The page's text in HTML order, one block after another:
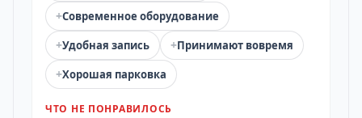
+Современное оборудование
+Удобная запись +Принимают вовремя
+Хорошая парковка
ЧТО НЕ ПОНРАВИЛОСЬ